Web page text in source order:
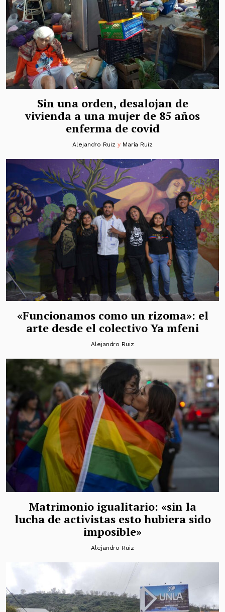
Sin una orden, desalojan de
vivienda a una mujer de 85 años
enferma de covid
Alejandro Ruiz y María Ruiz
«Funcionamos como un rizoma»: el
arte desde el colectivo Ya mfeni
Alejandro Ruiz
Matrimonio igualitario: «sin la
lucha de activistas esto hubiera sido
imposible»
Alejandro Ruiz